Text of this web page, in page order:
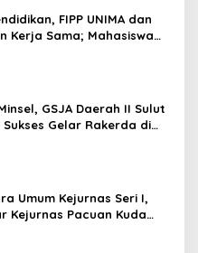
FIPP UNIMA dan
Kerja Sama; Mahasiswa
GSJA Daerah II Sulut
Gelar Rakerda di
Umum Kejurnas Seri I,
Kejurnas Pacuan Kuda